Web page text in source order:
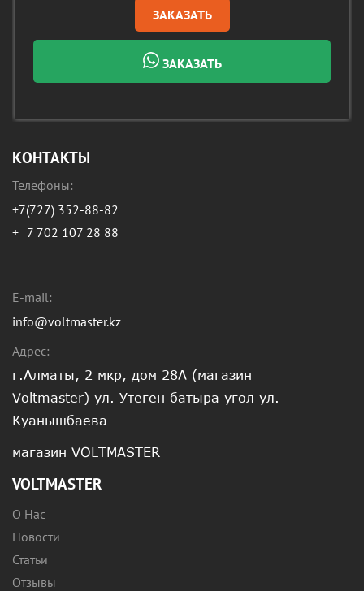
ЗАКАЗАТЬ
ЗАКАЗАТЬ
КОНТАКТЫ
Телефоны:
+7(727) 352-88-82
+ 7 702 107 28 88
E-mail:
info@voltmaster.kz
Адрес:
г.Алматы, 2 мкр, дом 28А (магазин
Voltmaster) ул. Утеген батыра угол ул.
Куанышбаева
магазин VOLTMASTER
VOLTMASTER
О Нас
Новости
Статьи
Отзывы